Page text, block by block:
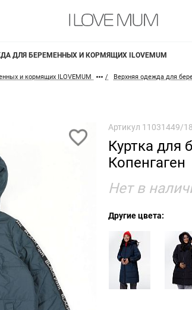
ДЛЯ БЕРЕМЕННЫХ И КОРМЯЩИХ ILOVEMUM
и кормящих ILOVEMUM Верхняя одежда для
Артикул 11031449/
Куртка для
Копенгаген
Нет в
Другие цвета: